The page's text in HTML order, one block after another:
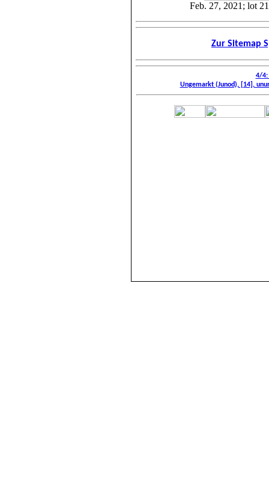
Feb. 27, 2021; lot
Zur Sitemap
4/4:
Ungemarkt (Junod), [14],